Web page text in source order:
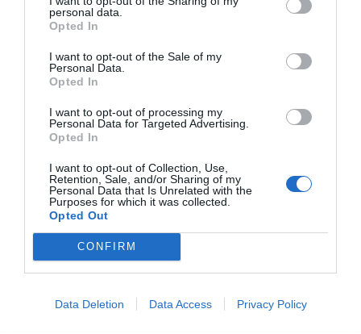
personal data.
Opted In
I want to opt-out of the Sale of my
Personal Data.
Opted In
I want to opt-out of processing my
Personal Data for Targeted Advertising.
Opted In
I want to opt-out of Collection, Use,
Retention, Sale, and/or Sharing of my
Personal Data that Is Unrelated with the
Purposes for which it was collected.
Opted Out
CONFIRM
Data Deletion Data Access Privacy Policy
GYULA GYŐRI